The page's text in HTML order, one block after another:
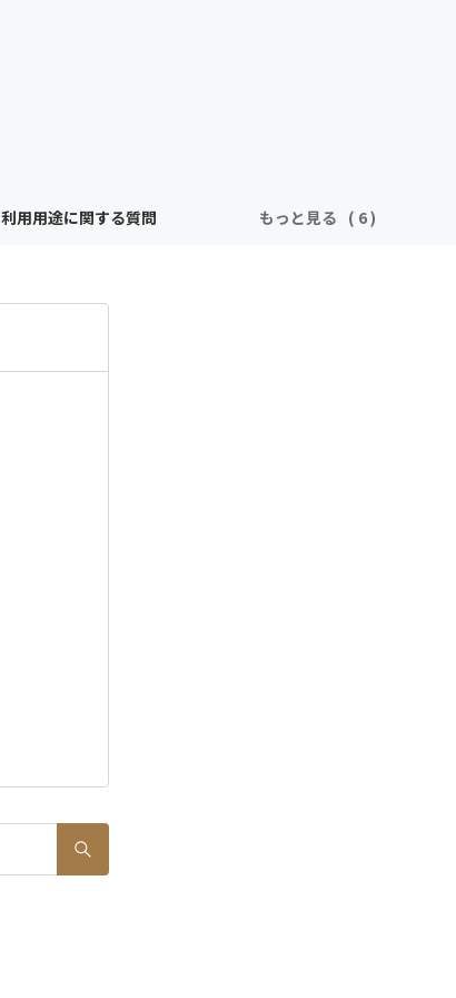
利用用途に関する質問 もっと見る